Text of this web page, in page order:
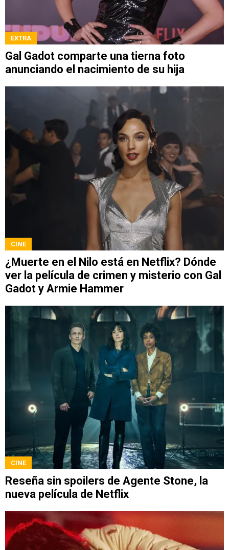
EXTRA
Gal Gadot comparte una tierna foto
anunciando el nacimiento de su hija
CINE
¿Muerte en el Nilo está en Netflix? Dónde
ver la película de crimen y misterio con Gal
Gadot y Armie Hammer
CINE
Reseña sin spoilers de Agente Stone, la
nueva película de Netflix